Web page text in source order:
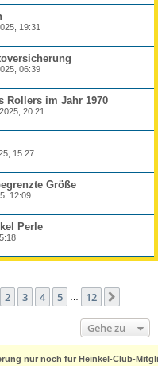
19:31
06:39
Rollers im Jahr 1970
20:21
15:27
Größe
12:09
Perle
1von 12
2 3 4 5 12
Gehe zu
nur noch für Heinkel-Club-